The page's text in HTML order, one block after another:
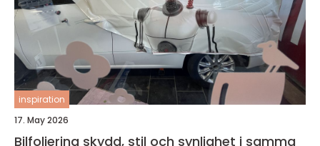
inspiration
17. May 2026
Bilfoliering skydd, stil och synlighet i samma